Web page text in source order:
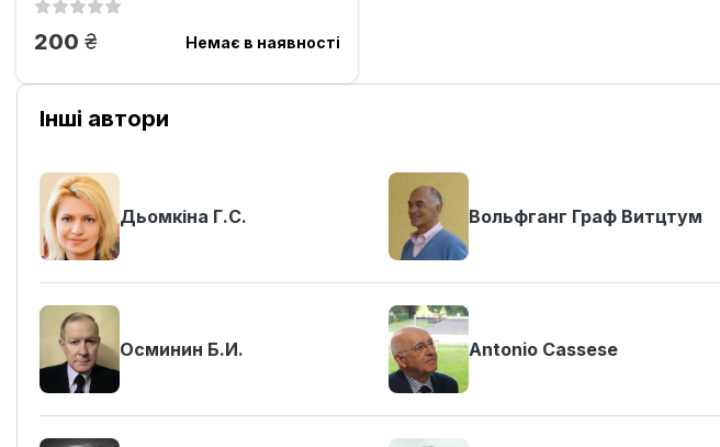
200 грн. Немає в наявності
Інші автори
Дьомкіна Г.С. Вольфганг Граф Витцтум
Осминин Б.И. Antonio Cassese